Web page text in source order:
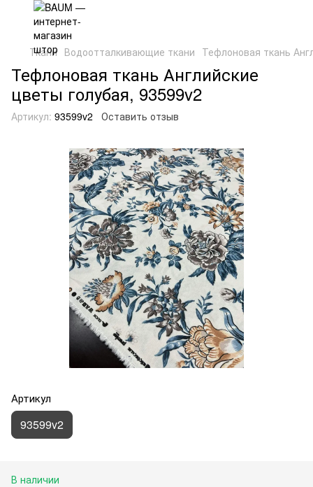
Ткани Водоотталкивающие ткани Тефлоновая ткань
Тефлоновая ткань Английские
цветы голубая, 93599v2
Артикул: 93599v2 Оставить отзыв
Артикул
93599v2
В наличии